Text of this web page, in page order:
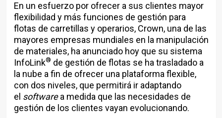
En un esfuerzo por ofrecer a sus clientes mayor
flexibilidad y más funciones de gestión para
flotas de carretillas y operarios, Crown, una de las
mayores empresas mundiales en la manipulación
de materiales, ha anunciado hoy que su sistema
InfoLink® de gestión de flotas se ha trasladado a
la nube a fin de ofrecer una plataforma flexible,
con dos niveles, que permitirá ir adaptando
el softwarea medida que las necesidades de
gestión de los clientes vayan evolucionando.